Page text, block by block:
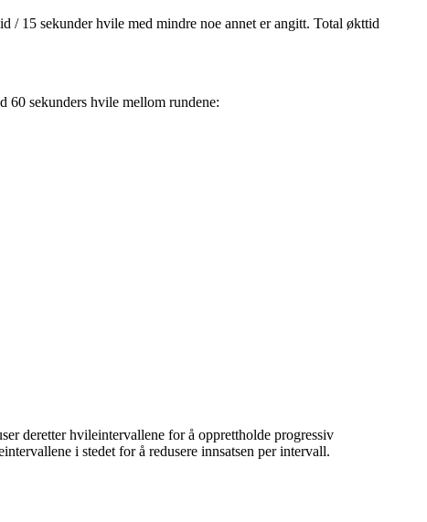
/ 15 sekunder hvile med mindre noe annet er angitt. Total økttid
60 sekunders hvile mellom rundene:
deretter hvileintervallene for å opprettholde progressiv
i stedet for å redusere innsatsen per intervall.